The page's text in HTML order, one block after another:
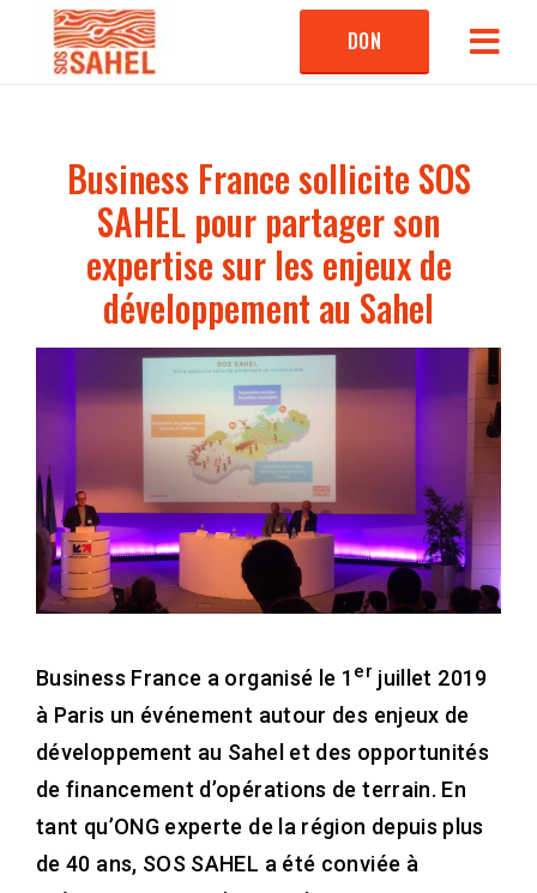
DON
Business France sollicite SOS
SAHEL pour partager son
expertise sur les enjeux de
développement au Sahel
Business France a organisé le 1 er juillet 2019
à Paris un événement autour des enjeux de
développement au Sahel et des opportunités
de financement d’opérations de terrain. En
tant qu’ONG experte de la région depuis plus
de 40 ans, SOS SAHEL a été conviée à